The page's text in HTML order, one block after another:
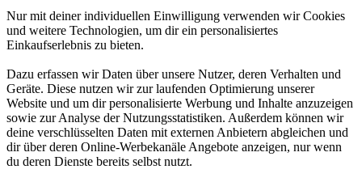
Nur mit deiner individuellen Einwilligung verwenden wir Cookies
und weitere Technologien, um dir ein personalisiertes
Einkaufserlebnis zu bieten.
Dazu erfassen wir Daten über unsere Nutzer, deren Verhalten und
Geräte. Diese nutzen wir zur laufenden Optimierung unserer
Website und um dir personalisierte Werbung und Inhalte anzuzeigen
sowie zur Analyse der Nutzungsstatistiken. Außerdem können wir
deine verschlüsselten Daten mit externen Anbietern abgleichen und
dir über deren Online-Werbekanäle Angebote anzeigen, nur wenn
du deren Dienste bereits selbst nutzt.